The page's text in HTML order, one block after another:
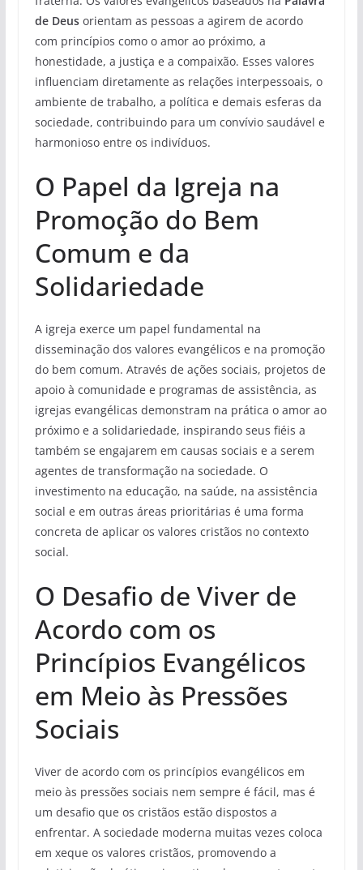
de Deusorientam as pessoas a agirem de acordo
com princípios como o amor ao próximo, a
honestidade, a justiça e a compaixão. Esses valores
influenciam diretamente as relações interpessoais, o
ambiente de trabalho, a política e demais esferas da
sociedade, contribuindo para um convívio saudável e
harmonioso entre os indivíduos.
O Papel da Igreja na
Promoção do Bem
Comum e da
Solidariedade
A igreja exerce um papel fundamental na
disseminação dos valores evangélicos e na promoção
do bem comum. Através de ações sociais, projetos de
apoio à comunidade e programas de assistência, as
igrejas evangélicas demonstram na prática o amor ao
próximo e a solidariedade, inspirando seus fiéis a
também se engajarem em causas sociais e a serem
agentes de transformação na sociedade. O
investimento na educação, na saúde, na assistência
social e em outras áreas prioritárias é uma forma
concreta de aplicar os valores cristãos no contexto
social.
O Desafio de Viver de
Acordo com os
Princípios Evangélicos
em Meio às Pressões
Sociais
Viver de acordo com os princípios evangélicos em
meio às pressões sociais nem sempre é fácil, mas é
um desafio que os cristãos estão dispostos a
enfrentar. A sociedade moderna muitas vezes coloca
em xeque os valores cristãos, promovendo a